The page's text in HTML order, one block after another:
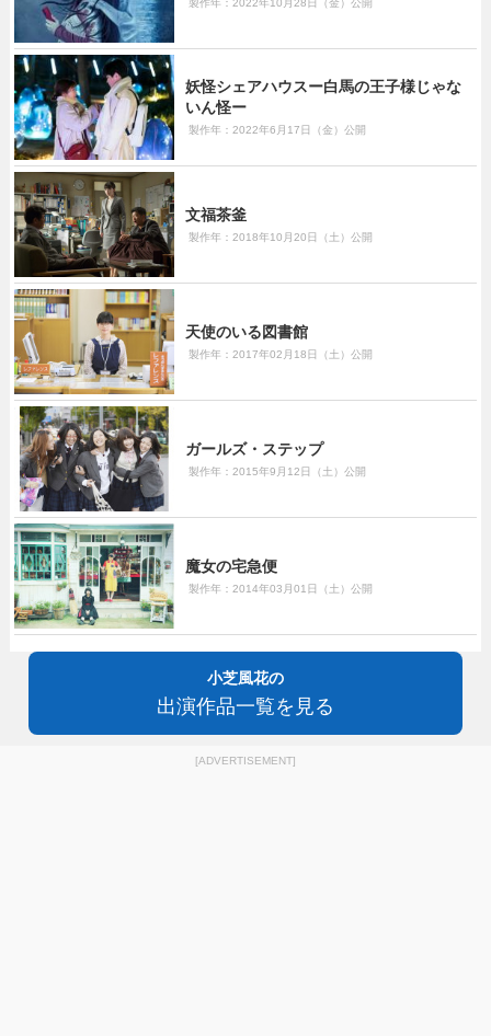
製作年：2022年10月28日（金）公開
妖怪シェアハウスー白馬の王子様じゃな
いん怪ー
製作年：2022年6月17日（金）公開
文福茶釜
製作年：2018年10月20日（土）公開
天使のいる図書館
製作年：2017年02月18日（土）公開
ガールズ・ステップ
製作年：2015年9月12日（土）公開
魔女の宅急便
製作年：2014年03月01日（土）公開
小芝風花の
出演作品一覧を見る
[ADVERTISEMENT]